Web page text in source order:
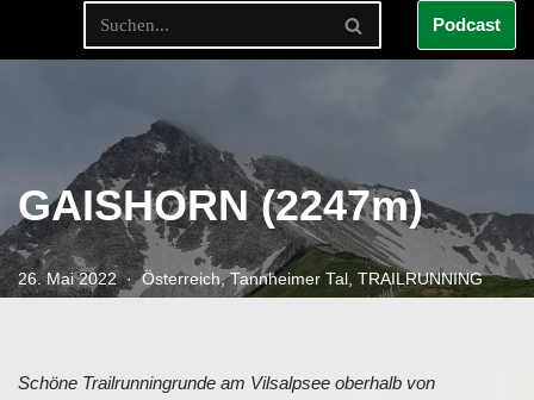
Podcast
GAISHORN (2247m)
26. Mai 2022 Österreich,Tannheimer Tal , TRAILRUNNING
Schöne Trailrunningrunde am Vilsalpsee oberhalb von